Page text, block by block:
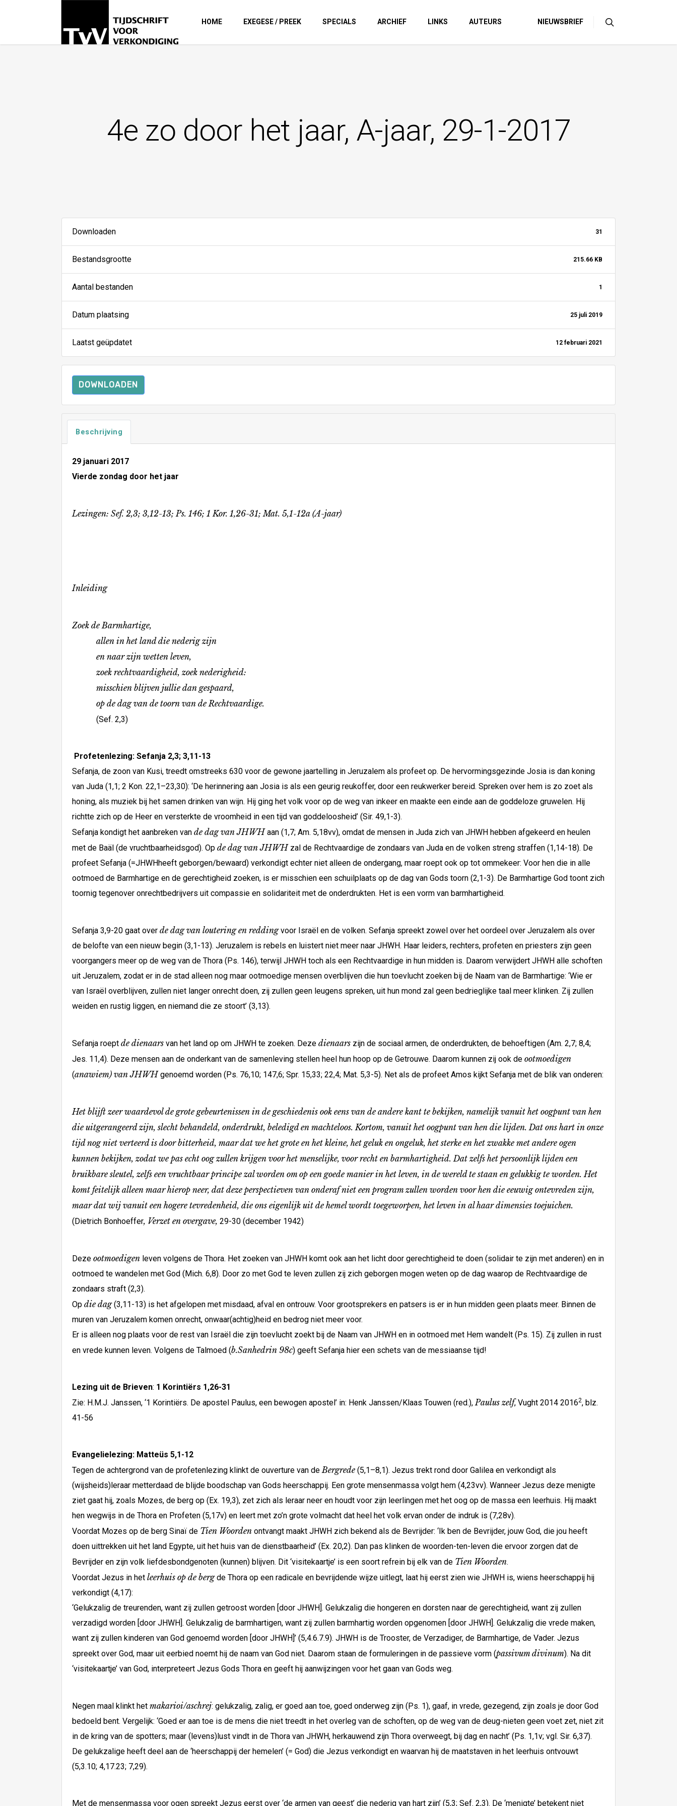
HOME EXEGESE / PREEK SPECIALS ARCHIEF LINKS AUTEURS NIEUWSBRIEF
4e zo door het jaar, A-jaar, 29-1-2017
Downloaden 31
Bestandsgrootte 215.66 KB
Aantal bestanden 1
Datum plaatsing 25 juli 2019
Laatst geüpdatet 12 februari 2021
DOWNLOADEN
Beschrijving
29 januari 2017
Vierde zondag door het jaar
Lezingen: Sef. 2,3; 3,12-13; Ps. 146; 1 Kor. 1,26-31; Mat. 5,1-12a (A-jaar)
Inleiding
Zoek de Barmhartige,
allen in het land die nederig zijn
en naar zijn wetten leven,
zoek rechtvaardigheid, zoek nederigheid:
misschien blijven jullie dan gespaard,
op de dag van de toorn van de Rechtvaardige.
(Sef. 2,3)
Profetenlezing: Sefanja 2,3; 3,11-13
Sefanja, de zoon van Kusi, treedt omstreeks 630 voor de gewone jaartelling in Jeruzalem als profeet op. De hervormingsgezinde Josia is dan koning
van Juda (1,1; 2 Kon. 22,1–23,30): ‘De herinnering aan Josia is als een geurig reukoffer, door een reukwerker bereid. Spreken over hem is zo zoet als
honing, als muziek bij het samen drinken van wijn. Hij ging het volk voor op de weg van inkeer en maakte een einde aan de goddeloze gruwelen. Hij
richtte zich op de Heer en versterkte de vroomheid in een tijd van goddeloosheid’ (Sir. 49,1-3).
Sefanja kondigt het aanbreken van de dag van JHWHaan (1,7; Am. 5,18vv), omdat de mensen in Juda zich van JHWH hebben afgekeerd en heulen
met de Baäl (de vruchtbaarheidsgod). Op de dag van JHWH zal de Rechtvaardige de zondaars van Juda en de volken streng straffen (1,14-18). De
profeet Sefanja (=JHWHheeft geborgen/bewaard) verkondigt echter niet alleen de ondergang, maar roept ook op tot ommekeer: Voor hen die in alle
ootmoed de Barmhartige en de gerechtigheid zoeken, is er misschien een schuilplaats op de dag van Gods toorn (2,1-3). De Barmhartige God toont zich
toornig tegenover onrechtbedrijvers uit compassie en solidariteit met de onderdrukten. Het is een vorm van barmhartigheid.
Sefanja 3,9-20 gaat over de dag van loutering en reddingvoor Israël en de volken. Sefanja spreekt zowel over het oordeel over Jeruzalem als over
de belofte van een nieuw begin (3,1-13). Jeruzalem is rebels en luistert niet meer naar JHWH. Haar leiders, rechters, profeten en priesters zijn geen
voorgangers meer op de weg van de Thora (Ps. 146), terwijl JHWH toch als een Rechtvaardige in hun midden is. Daarom verwijdert JHWH alle schoften
uit Jeruzalem, zodat er in de stad alleen nog maar ootmoedige mensen overblijven die hun toevlucht zoeken bij de Naam van de Barmhartige: ‘Wie er
van Israël overblijven, zullen niet langer onrecht doen, zij zullen geen leugens spreken, uit hun mond zal geen bedrieglijke taal meer klinken. Zij zullen
weiden en rustig liggen, en niemand die ze stoort’ (3,13).
Sefanja roept de dienaars van het land op om JHWH te zoeken. Deze dienaars zijn de sociaal armen, de onderdrukten, de behoeftigen (Am. 2,7; 8,4;
Jes. 11,4). Deze mensen aan de onderkant van de samenleving stellen heel hun hoop op de Getrouwe. Daarom kunnen zij ook de ootmoedigen
(anawiem) van JHWHgenoemd worden (Ps. 76,10; 147,6; Spr. 15,33; 22,4; Mat. 5,3-5). Net als de profeet Amos kijkt Sefanja met de blik van onderen:
Het blijft zeer waardevol de grote gebeurtenissen in de geschiedenis ook eens van de andere kant te bekijken, namelijk vanuit het oogpunt van hen
die uitgerangeerd zijn, slecht behandeld, onderdrukt, beledigd en machteloos. Kortom, vanuit het oogpunt van hen die lijden. Dat ons hart in onze
tijd nog niet verteerd is door bitterheid, maar dat we het grote en het kleine, het geluk en ongeluk, het sterke en het zwakke met andere ogen
kunnen bekijken, zodat we pas echt oog zullen krijgen voor het menselijke, voor recht en barmhartigheid. Dat zelfs het persoonlijk lijden een
bruikbare sleutel, zelfs een vruchtbaar principe zal worden om op een goede manier in het leven, in de wereld te staan en gelukkig te worden. Het
komt feitelijk alleen maar hierop neer, dat deze perspectieven van onderaf niet een program zullen worden voor hen die eeuwig ontevreden zijn,
maar dat wij vanuit een hogere tevredenheid, die ons eigenlijk uit de hemel wordt toegeworpen, het leven in al haar dimensies toejuichen.
(Dietrich Bonhoeffer, Verzet en overgave, 29-30 (december 1942)
Deze ootmoedigen leven volgens de Thora. Het zoeken van JHWH komt ook aan het licht door gerechtigheid te doen (solidair te zijn met anderen) en in
ootmoed te wandelen met God (Mich. 6,8). Door zo met God te leven zullen zij zich geborgen mogen weten op de dag waarop de Rechtvaardige de
zondaars straft (2,3).
Op die dag(3,11-13) is het afgelopen met misdaad, afval en ontrouw. Voor grootsprekers en patsers is er in hun midden geen plaats meer. Binnen de
muren van Jeruzalem komen onrecht, onwaar(achtig)heid en bedrog niet meer voor.
Er is alleen nog plaats voor de rest van Israël die zijn toevlucht zoekt bij de Naam van JHWH en in ootmoed met Hem wandelt (Ps. 15). Zij zullen in rust
en vrede kunnen leven. Volgens de Talmoed (b.Sanhedrin 98c) geeft Sefanja hier een schets van de messiaanse tijd!
Lezing uit de Brieven: 1 Korintiërs 1,26-31
Zie: H.M.J. Janssen, ‘1 Korintiërs. De apostel Paulus, een bewogen apostel’ in: Henk Janssen/Klaas Touwen (red.),Paulus zelf, Vught 2014 20162, blz.
41-56
Evangelielezing: Matteüs 5,1-12
Tegen de achtergrond van de profetenlezing klinkt de ouverture van deBergrede (5,1–8,1). Jezus trekt rond door Galilea en verkondigt als
(wijsheids)leraar metterdaad de blijde boodschap van Gods heerschappij. Een grote mensenmassa volgt hem (4,23vv). Wanneer Jezus deze menigte
ziet gaat hij, zoals Mozes, de berg op (Ex. 19,3), zet zich als leraar neer en houdt voor zijn leerlingen met het oog op de massa een leerhuis. Hij maakt
hen wegwijs in de Thora en Profeten (5,17v) en leert met zo’n grote volmacht dat heel het volk ervan onder de indruk is (7,28v).
Voordat Mozes op de berg Sinaï de Tien Woorden ontvangt maakt JHWH zich bekend als de Bevrijder: ‘Ik ben de Bevrijder, jouw God, die jou heeft
doen uittrekken uit het land Egypte, uit het huis van de dienstbaarheid’ (Ex. 20,2). Dan pas klinken de woorden-ten-leven die ervoor zorgen dat de
Bevrijder en zijn volk liefdesbondgenoten (kunnen) blijven. Dit ‘visitekaartje’ is een soort refrein bij elk van de Tien Woorden.
Voordat Jezus in het leerhuis op de bergde Thora op een radicale en bevrijdende wijze uitlegt, laat hij eerst zien wie JHWH is, wiens heerschappij hij
verkondigt (4,17):
‘Gelukzalig de treurenden, want zij zullen getroost worden [door JHWH]. Gelukzalig die hongeren en dorsten naar de gerechtigheid, want zij zullen
verzadigd worden [door JHWH]. Gelukzalig de barmhartigen, want zij zullen barmhartig worden opgenomen [door JHWH]. Gelukzalig die vrede maken,
want zij zullen kinderen van God genoemd worden [door JHWH]’ (5,4.6.7.9). JHWH is de Trooster, de Verzadiger, de Barmhartige, de Vader. Jezus
spreekt over God, maar uit eerbied noemt hij de naam van God niet. Daarom staan de formuleringen in de passieve vorm (passivum divinum). Na dit
‘visitekaartje’ van God, interpreteert Jezus Gods Thora en geeft hij aanwijzingen voor het gaan van Gods weg.
Negen maal klinkt het makarioi/aschrej: gelukzalig, zalig, er goed aan toe, goed onderweg zijn (Ps. 1), gaaf, in vrede, gezegend, zijn zoals je door God
bedoeld bent. Vergelijk: ‘Goed er aan toe is de mens die niet treedt in het overleg van de schoften, op de weg van de deug-nieten geen voet zet, niet zit
in de kring van de spotters; maar (levens)lust vindt in de Thora van JHWH, herkauwend zijn Thora overweegt, bij dag en nacht’ (Ps. 1,1v; vgl. Sir. 6,37).
De gelukzalige heeft deel aan de ‘heerschappij der hemelen’ (= God) die Jezus verkondigt en waarvan hij de maatstaven in het leerhuis ontvouwt
(5,3.10; 4,17.23; 7,29).
Met de mensenmassa voor ogen spreekt Jezus eerst over ‘de armen van geest’ die nederig van hart zijn’ (5,3; Sef. 2,3). De ‘menigte’ betekent niet